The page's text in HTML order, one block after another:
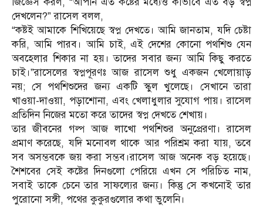
দেখলেন?” রাসেল বলল,
“কষ্টই আমাকে শিখিয়েছে স্বপ্ন দেখতে। আমি জানতাম, যদি চেষ্টা
করি, আমি পারব। আমি চাই, এই দেশের কোনো পথশিশু যেন
অবহেলার শিকার না হয়। তাদের সবার জন্য আমি কিছু করতে
চাই।”রাসেলের স্বপ্নপূরণঃ আজ রাসেল শুধু একজন খেলোয়াড়
নয়; সে পথশিশুদের জন্য একটি স্কুল খুলেছে। সেখানে তারা
খাওয়া-দাওয়া, পড়াশোনা, এবং খেলাধুলার সুযোগ পায়। রাসেল
প্রতিদিন নিজের মতো করে তাদের স্বপ্ন দেখতে শেখায়।
তার জীবনের গল্প আজ লাখো পথশিশুর অনুপ্রেরণা। রাসেল
প্রমাণ করেছে, যদি মনোবল থাকে আর পরিশ্রম করা যায়, তবে
সব অসম্ভবকে জয় করা সম্ভব।রাসেল আজ অনেক বড় হয়েছে।
শৈশবের সেই কষ্টের দিনগুলো পেরিয়ে এখন সে পরিচিত নাম,
সবাই তাকে চেনে তার সাফল্যের জন্য। কিন্তু সে কখনোই তার
পুরোনো সঙ্গী, পথের কুকুরগুলোর কথা ভুলেনি।